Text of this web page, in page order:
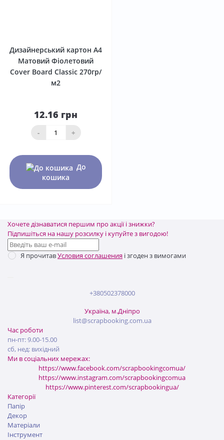
Дизайнерський картон А4
Матовий Фіолетовий
Сover Board Classic 270гр/
м2
12.16 грн
- +
До
кошика
Хочете дізнаватися першим про акції і знижки?
Підпишіться на нашу розсилку і купуйте з вигодою!
Я прочитавУсловия соглашения і згоден з вимогами
+380502378000
Україна, м.Дніпро
list@scrapbooking.com.ua
Категорії
Папір
Декор
Матеріали
Інструмент
Час роботи
пн-пт: 9.00-15.00
сб, нед: вихідний
Ми в соціальних мережах:
https://www.facebook.com/scrapbookingcomua/
https://www.instagram.com/scrapbookingcomua
https://www.pinterest.com/scrapbookingua/